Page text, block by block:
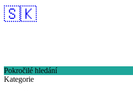
🇸🇰
Pokročilé hledání
Kategorie